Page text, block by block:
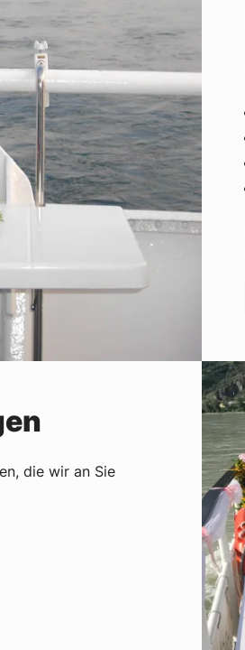
die wir an Sie